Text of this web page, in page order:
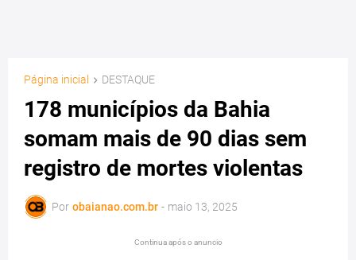
Página inicial DESTAQUE
178 municípios da Bahia
somam mais de 90 dias sem
registro de mortes violentas
Por obaianao.com.br - maio 13, 2025
Continua após o anuncio